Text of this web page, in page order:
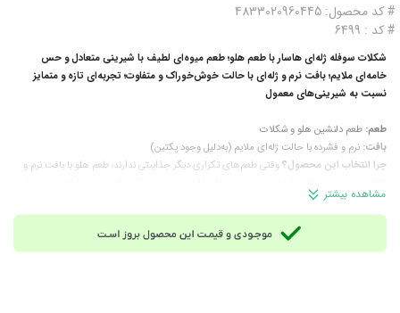
# کد محصول: 4833020960445
# کد : 6499
شکلات سوفله ژله‌ای هاسار با طعم هلو؛ طعم میوه‌ای لطیف با شیرینی متعادل و حس
خامه‌ای ملایم؛ بافت نرم و ژله‌ای با حالت خوش‌خوراک و متفاوت؛ تجربه‌ای تازه و متمایز
نسبت به شیرینی‌های معمول
طعم: طعم دلنشین هلو و شکلات
بافت: نرم و فشرده با حالت ژله‌ای ملایم (به‌دلیل وجود پکتین)
چرا انتخاب این محصول؟وقتی طعم‌های تکراری دیگر جذابیتی ندارند؛ طعم هلو با بافت نرم و
ترکیبات:
طعم‌دهنده مشابه طبیعی هلو و وانیلین، لسیتین، اسید سیتریک.
پذیرایی، مصرف روزانه، دورهمی‌ها، فروشگاه‌ها
وزن تقریبی هر عدد:13.3 گرم
مشاهده بیشتر